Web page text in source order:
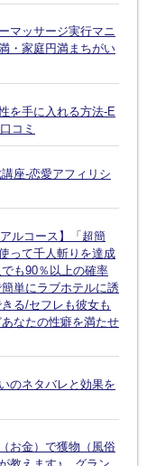
マッサージ実行マニ
・家庭円満まちがい
を手に入れる方法-E
コミ
座-恋愛アフィリシ
ルコース】「超簡
って千人斬りを達成
も90％以上の確率
単にラブホテルに誘
る/セフレも彼女も
なたの性癖を満たせ
のネタバレと効果を
お金）で獲物（風俗